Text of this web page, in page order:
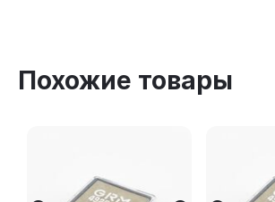
Похожие товары